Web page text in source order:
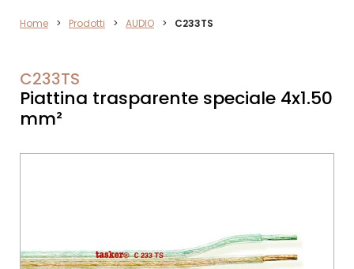
ELETTRONICA
Home > Prodotti > AUDIO > C233TS
C233TS
Piattina trasparente speciale 4x1.50
mm²